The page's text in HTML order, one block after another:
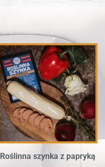
Roślinna szynka z papryką